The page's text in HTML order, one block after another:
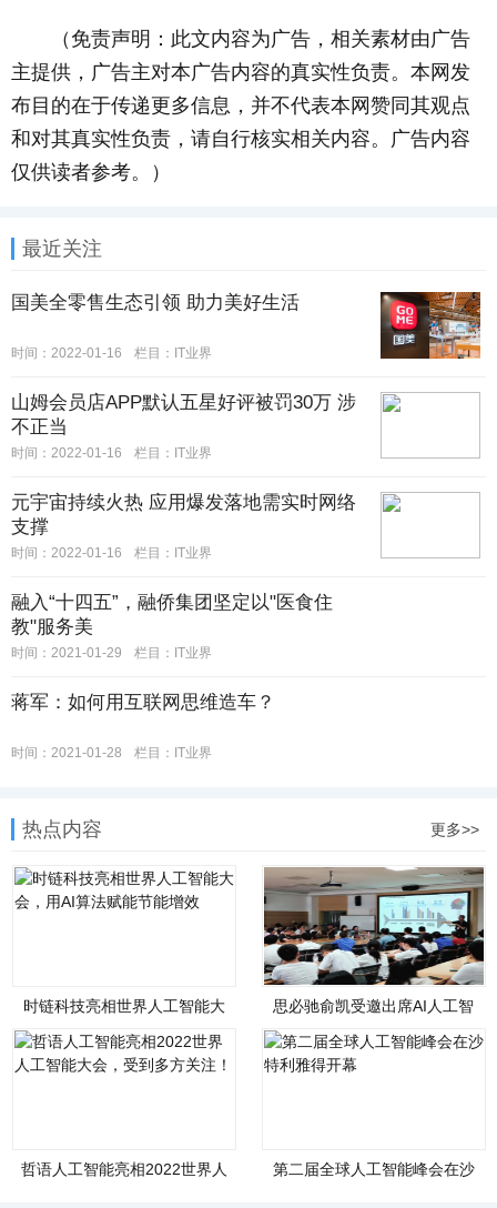
（免责声明：此文内容为广告，相关素材由广告
主提供，广告主对本广告内容的真实性负责。本网发
布目的在于传递更多信息，并不代表本网赞同其观点
和对其真实性负责，请自行核实相关内容。广告内容
仅供读者参考。）
最近关注
国美全零售生态引领 助力美好生活
时间：2022-01-16 栏目：IT业界
山姆会员店APP默认五星好评被罚30万 涉
不正当
时间：2022-01-16 栏目：IT业界
元宇宙持续火热 应用爆发落地需实时网络
支撑
时间：2022-01-16 栏目：IT业界
融入“十四五”，融侨集团坚定以"医食住
教"服务美
时间：2021-01-29 栏目：IT业界
蒋军：如何用互联网思维造车？
时间：2021-01-28 栏目：IT业界
热点内容 更多>>
时链科技亮相世界人工智能大
思必驰俞凯受邀出席AI人工智
哲语人工智能亮相2022世界人
第二届全球人工智能峰会在沙